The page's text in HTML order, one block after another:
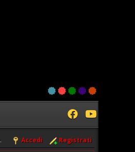
. Accedi Registrati